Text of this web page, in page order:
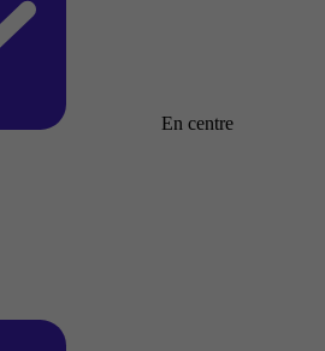
En centre